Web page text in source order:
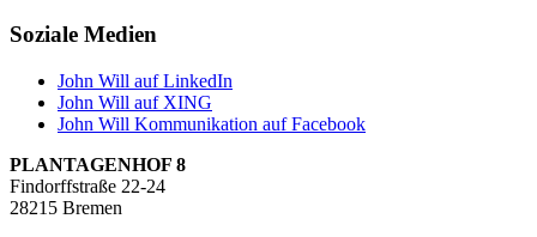
Soziale Medien
John Will auf LinkedIn
John Will auf XING
John Will Kommunikation auf Facebook
PLANTAGENHOF 8
Findorffstraße 22-24
28215 Bremen